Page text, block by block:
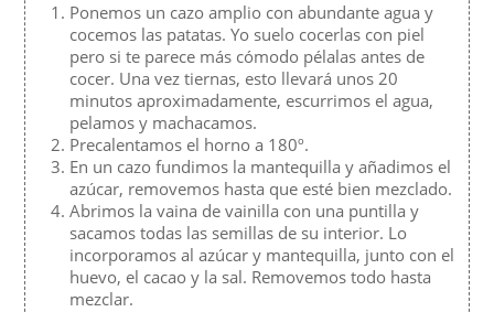
Ponemos un cazo amplio con abundante agua y
cocemos las patatas. Yo suelo cocerlas con piel
pero si te parece más cómodo pélalas antes de
cocer. Una vez tiernas, esto llevará unos 20
minutos aproximadamente, escurrimos el agua,
pelamos y machacamos.
Precalentamos el horno a 180º.
En un cazo fundimos la mantequilla y añadimos el
azúcar, removemos hasta que esté bien mezclado.
Abrimos la vaina de vainilla con una puntilla y
sacamos todas las semillas de su interior. Lo
incorporamos al azúcar y mantequilla, junto con el
huevo, el cacao y la sal. Removemos todo hasta
mezclar.